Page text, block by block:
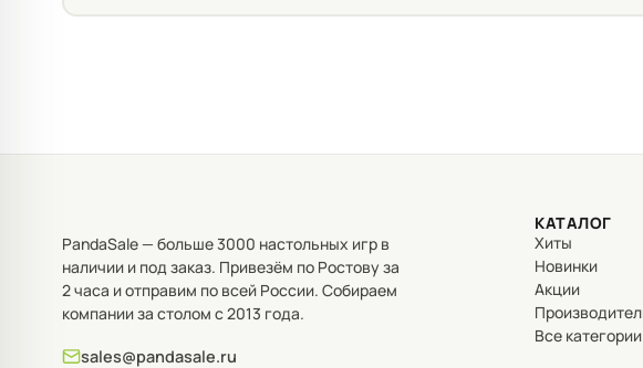
PandaSale — больше 3000 настольных игр в
наличии и под заказ. Привезём по Ростову за
2 часа и отправим по всей России. Собираем
компании за столом с 2013 года.
sales@pandasale.ru
КАТАЛОГ
Хиты
Новинки
Акции
Все категории